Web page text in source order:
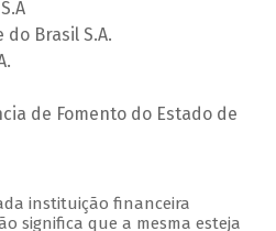
Brasil S.A.
de Fomento do Estado de
instituição financeira
significa que a mesma esteja